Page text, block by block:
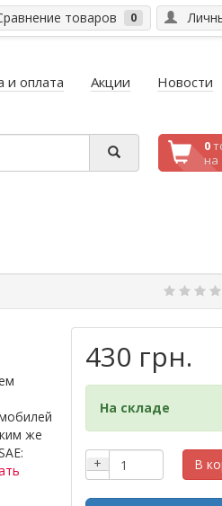
товаров 0
и оплата Акции Новости
0
на
же
430 грн.
На складе
+ В